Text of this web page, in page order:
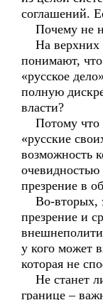
соглашений.
Почему не
На верхних
понимают, что
«русское
полную
власти?
Потому что
«русские
возможность
очевидностью
презрение в
Во-вторых,
презрение и
у кого может
которая не
Не станет
границе –